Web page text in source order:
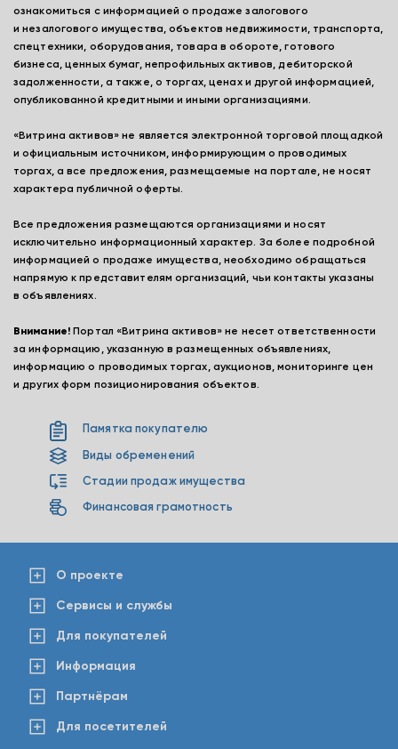
ознакомиться с информацией о продаже залогового
и незалогового имущества, объектов недвижимости, транспорта,
спецтехники, оборудования, товара в обороте, готового
бизнеса, ценных бумаг, непрофильных активов, дебиторской
задолженности, а также, о торгах, ценах и другой информацией,
опубликованной кредитными и иными организациями.
«Витрина активов» не является электронной торговой площадкой
и официальным источником, информирующим о проводимых
торгах, а все предложения, размещаемые на портале, не носят
характера публичной оферты.
Все предложения размещаются организациями и носят
исключительно информационный характер. За более подробной
информацией о продаже имущества, необходимо обращаться
напрямую к представителям организаций, чьи контакты указаны
в объявлениях.
Внимание! Портал «Витрина активов» не несет ответственности
за информацию, указанную в размещенных объявлениях,
информацию о проводимых торгах, аукционов, мониторинге цен
и других форм позиционирования объектов.
Памятка покупателю
Виды обременений
Стадии продаж имущества
Финансовая грамотность
О проекте
Сервисы и службы
Для покупателей
Информация
Партнёрам
Для посетителей